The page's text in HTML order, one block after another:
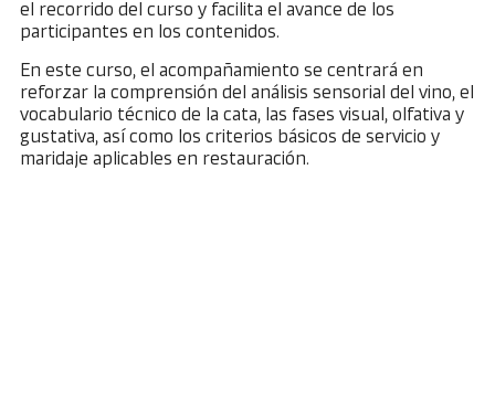
el recorrido del curso y facilita el avance de los
participantes en los contenidos.
En este curso, el acompañamiento se centrará en
reforzar la comprensión del análisis sensorial del vino, el
vocabulario técnico de la cata, las fases visual, olfativa y
gustativa, así como los criterios básicos de servicio y
maridaje aplicables en restauración.